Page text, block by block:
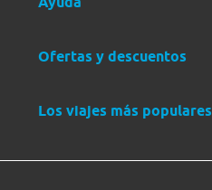
Ofertas y descuentos
Los viajes más populares